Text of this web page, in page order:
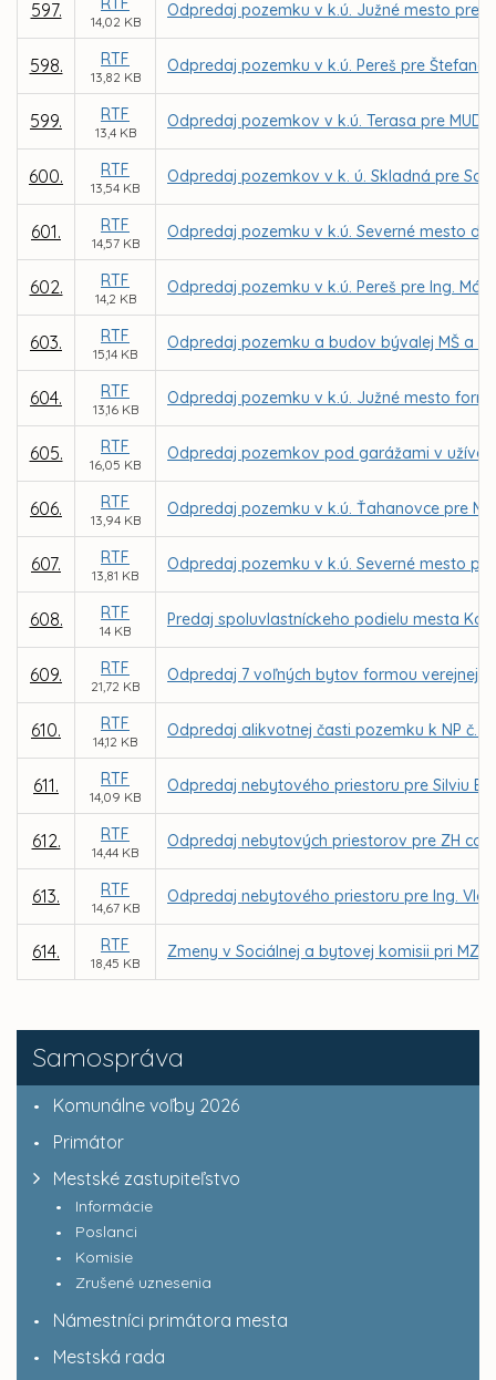
Samospráva
Komunálne voľby 2026
Primátor
Mestské zastupiteľstvo
Informácie
Poslanci
Komisie
Zrušené uznesenia
Námestníci primátora mesta
Mestská rada
597.
14,02 KB
Odpredaj pozemku v k.ú. Južné mesto pre
598. RTF
13,82 KB
Odpredaj pozemku v k.ú. Pereš pre Štefana
599. RTF
13,4 KB
Odpredaj pozemkov v k.ú. Terasa pre MUDr.
600. RTF
13,54 KB
Odpredaj pozemkov v k. ú. Skladná pre
601. RTF
14,57 KB
Odpredaj pozemku v k.ú. Severné mesto
602. RTF
14,2 KB
Odpredaj pozemku v k.ú. Pereš pre Ing.
603. RTF
15,14 KB
Odpredaj pozemku a budov bývalej MŠ a
604. RTF
13,16 KB
Odpredaj pozemku v k.ú. Južné mesto
605. RTF
16,05 KB
Odpredaj pozemkov pod garážami v
606. RTF
13,94 KB
Odpredaj pozemku v k.ú. Ťahanovce pre
607. RTF
13,81 KB
Odpredaj pozemku v k.ú. Severné mesto
608. RTF
14 KB
Predaj spoluvlastníckeho podielu mesta
609. RTF
21,72 KB
Odpredaj 7 voľných bytov formou verejnej
610. RTF
14,12 KB
Odpredaj alikvotnej časti pozemku k NP č.
611. RTF
14,09 KB
Odpredaj nebytového priestoru pre Silviu
612. RTF
14,44 KB
Odpredaj nebytových priestorov pre ZH
613. RTF
14,67 KB
Odpredaj nebytového priestoru pre Ing.
614. RTF
18,45 KB
Zmeny v Sociálnej a bytovej komisii pri MZ v